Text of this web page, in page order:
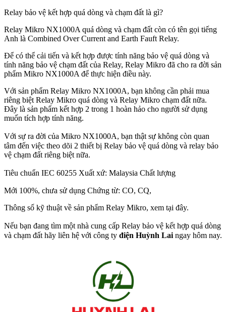
Relay bảo vệ kết hợp quá dòng và chạm đất là gì?
Relay Mikro NX1000A quá dòng và chạm đất còn có tên gọi tiếng
Anh là Combined Over Current and Earth Fauft Relay.
Để có thể cải tiến và kết hợp được tính năng bảo vệ quá dòng và
tính năng bảo vệ chạm đất của Relay, Relay Mikro đã cho ra đời sản
phẩm Mikro NX1000A để thực hiện điều này.
Với sản phẩm Relay Mikro NX1000A, bạn không cần phải mua
riêng biệt Relay Mikro quá dòng và Relay Mikro chạm đất nữa.
Đây là sản phẩm kết hợp 2 trong 1 hoàn hảo cho người sử dụng
muốn tích hợp tính năng.
Với sự ra đời của Mikro NX1000A, bạn thật sự không còn quan
tâm đến việc theo dõi 2 thiết bị Relay bảo vệ quá dòng và relay bảo
vệ chạm đất riêng biệt nữa.
Tiêu chuẩn IEC 60255 Xuất xứ: Malaysia Chất lượng
Mới 100%, chưa sử dụng Chứng từ: CO, CQ,
Thông số kỹ thuật về sản phẩm Relay Mikro, xem tại đây.
Nếu bạn đang tìm một nhà cung cấp Relay bảo vệ kết hợp quá dòng
và chạm đất hãy liên hệ với công ty điện Huỳnh Lai ngay hôm nay.